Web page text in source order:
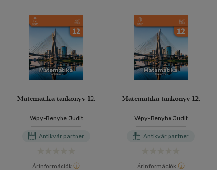
Matematika tankönyv 12.
Vépy-Benyhe Judit
Antikvár partner
Árinformációk
Matematika tankönyv 12.
Vépy-Benyhe Judit
Antikvár partner
Árinformációk